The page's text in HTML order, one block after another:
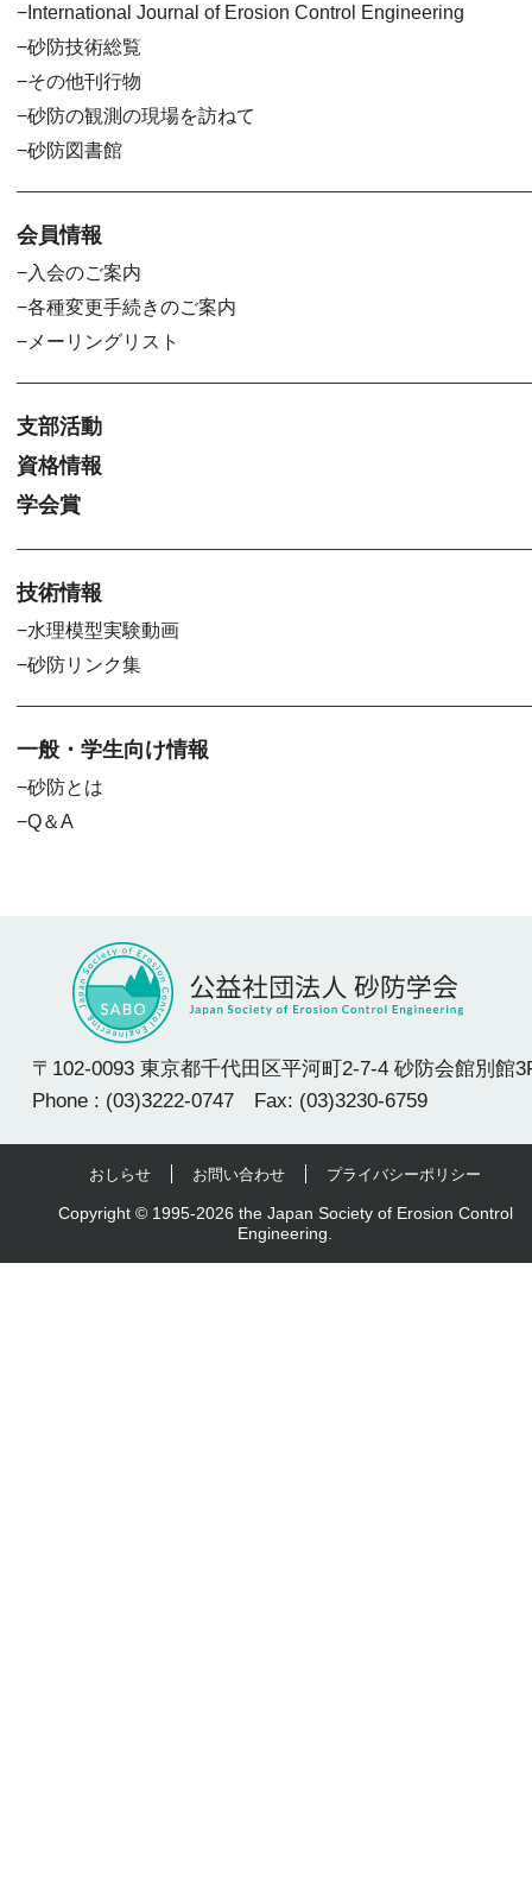
International Journal of Erosion Control Engineering
砂防技術総覧
その他刊行物
砂防の観測の現場を訪ねて
砂防図書館
会員情報
入会のご案内
各種変更手続きのご案内
メーリングリスト
支部活動
資格情報
学会賞
技術情報
水理模型実験動画
砂防リンク集
一般・学生向け情報
砂防とは
Q＆A
〒102-0093 東京都千代田区平河町2-7-4 砂防会館別館
Phone : (03)3222-0747 Fax: (03)3230-6759
おしらせ お問い合わせ プライバシーポリシー
Copyright © 1995-2026 the Japan Society of Erosion Control
Engineering.